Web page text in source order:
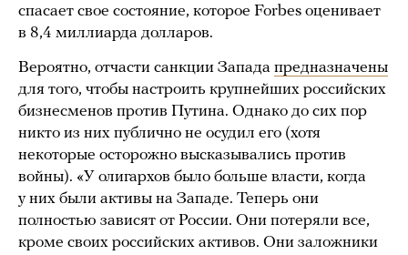
спасает свое состояние, которое Forbes оценивает
в 8,4 миллиарда долларов.
Вероятно, отчасти санкции Запада предназначены
для того, чтобы настроить крупнейших российских
бизнесменов против Путина. Однако до сих пор
никто из них публично не осудил его (хотя
некоторые осторожно высказывались против
войны). «У олигархов было больше власти, когда
у них были активы на Западе. Теперь они
полностью зависят от России. Они потеряли все,
кроме своих российских активов. Они заложники